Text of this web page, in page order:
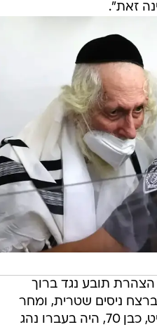
זאת".
תובע נגד ברוך
ניסים שטרית, ומחר
יוגש נגדו כתב אישום. שרביט, כבן 70, היה בעברו נהג